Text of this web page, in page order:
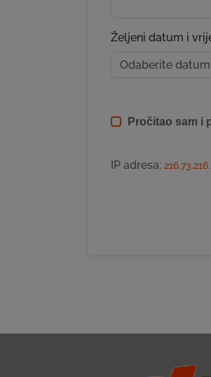
Željeni datum i
Pročitao sam i
IP adresa: